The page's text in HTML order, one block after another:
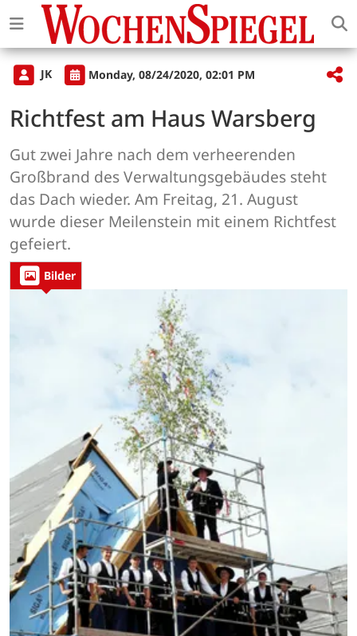
JK Monday, 08/24/2020, 02:01 PM
Richtfest am Haus Warsberg
Gut zwei Jahre nach dem verheerenden
Großbrand des Verwaltungsgebäudes steht
das Dach wieder. Am Freitag, 21. August
wurde dieser Meilenstein mit einem Richtfest
gefeiert.
Bilder